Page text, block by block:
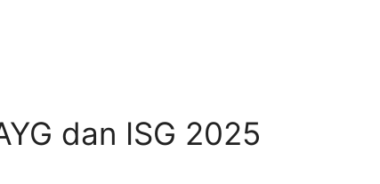
dan ISG 2025